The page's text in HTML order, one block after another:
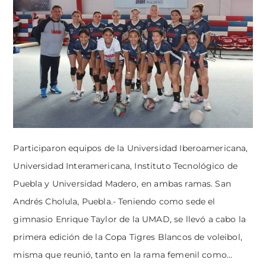
Participaron equipos de la Universidad Iberoamericana,
Universidad Interamericana, Instituto Tecnológico de
Puebla y Universidad Madero, en ambas ramas. San
Andrés Cholula, Puebla.- Teniendo como sede el
gimnasio Enrique Taylor de la UMAD, se llevó a cabo la
primera edición de la Copa Tigres Blancos de voleibol,
misma que reunió, tanto en la rama femenil como...